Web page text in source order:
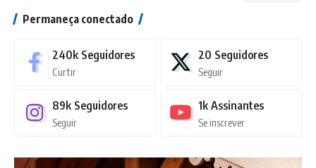
Permaneça conectado
240k Seguidores
Curtir
20 Seguidores
Seguir
89k Seguidores
Seguir
1k Assinantes
Se inscrever